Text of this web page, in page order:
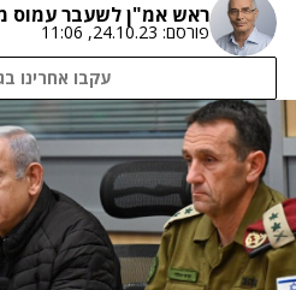
ראש אמ"ן לשעבר עמוס
פורסם: 24.10.23, 11:06
עקבו אחרינו